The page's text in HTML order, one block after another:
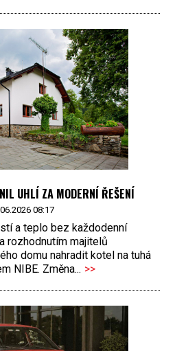
UHLÍ ZA MODERNÍ ŘEŠENÍ
08:17
a teplo bez každodenní
rozhodnutím majitelů
domu nahradit kotel na tuhá
NIBE. Změna... >>